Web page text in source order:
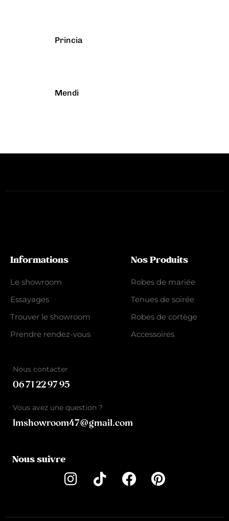
Princia
Mendi
Informations
Le showroom
Essayages
Trouver le showroom
Prendre rendez-vous
Nos Produits
Robes de mariée
Tenues de soirée
Robes de cortège
Accessoires
Nous contacter
06 71 22 97 95
Vous avez une question ?
lmshowroom47@gmail.com
Nous suivre